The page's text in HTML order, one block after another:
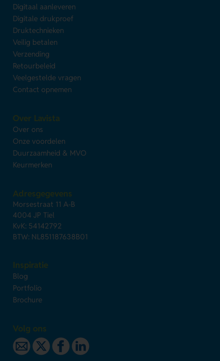
Digitaal aanleveren
Digitale drukproef
Druktechnieken
Veilig betalen
Verzending
Retourbeleid
Veelgestelde vragen
Contact opnemen
Over Lavista
Over ons
Onze voordelen
Duurzaamheid & MVO
Keurmerken
Adresgegevens
Morsestraat 11 A-B
4004 JP Tiel
KvK: 54142792
BTW: NL851187638B01
Inspiratie
Blog
Portfolio
Brochure
Volg ons